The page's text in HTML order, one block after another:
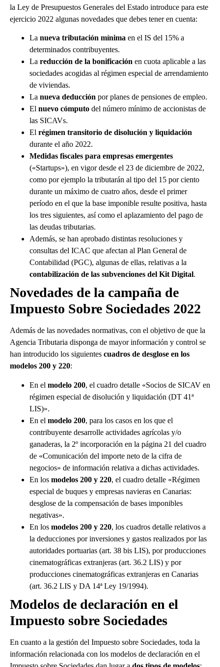
la Ley de Presupuestos Generales del Estado introduce para este
ejercicio 2022 algunas novedades que debes tener en cuenta:
La nueva tributación mínima en el IS del 15% a
determinados contribuyentes.
La reducción de la bonificación en cuota aplicable a las
sociedades acogidas al régimen especial de arrendamiento
de viviendas.
La nueva deducción por planes de pensiones de empleo.
El nuevo cómputo del número mínimo de accionistas de
las SICAVs.
El régimen transitorio de disolución y liquidación
durante el año 2022.
Medidas fiscales para empresas emergentes
(«Startups»), en vigor desde el 23 de diciembre de 2022,
como por ejemplo la tributarán al tipo del 15 por ciento
durante un máximo de cuatro años, desde el primer
período en el que la base imponible resulte positiva, hasta
los tres siguientes, así como el aplazamiento del pago de
las deudas tributarias.
Además, se han aprobado distintas resoluciones y
consultas del ICAC que afectan al Plan General de
Contabilidad (PGC), algunas de ellas, relativas a la
contabilización de las subvenciones del Kit Digital.
Novedades de la campaña de
Impuesto Sobre Sociedades 2022
Además de las novedades normativas, con el objetivo de que la
Agencia Tributaria disponga de mayor información y control se
han introducido los siguientes cuadros de desglose en los
modelos 200 y 220:
En el modelo 200, el cuadro detalle «Socios de SICAV en
régimen especial de disolución y liquidación (DT 41ª
LIS)».
En el modelo 200, para los casos en los que el
contribuyente desarrolle actividades agrícolas y/o
ganaderas, la 2º incorporación en la página 21 del cuadro
de «Comunicación del importe neto de la cifra de
negocios» de información relativa a dichas actividades.
En los modelos 200 y 220, el cuadro detalle «Régimen
especial de buques y empresas navieras en Canarias:
desglose de la compensación de bases imponibles
negativas».
En los modelos 200 y 220, los cuadros detalle relativos a
la deducciones por inversiones y gastos realizados por las
autoridades portuarias (art. 38 bis LIS), por producciones
cinematográficas extranjeras (art. 36.2 LIS) y por
producciones cinematográficas extranjeras en Canarias
(art. 36.2 LIS y DA 14ª Ley 19/1994).
Modelos de declaración en el
Impuesto sobre Sociedades
En cuanto a la gestión del Impuesto sobre Sociedades, toda la
información relacionada con los modelos de declaración en el